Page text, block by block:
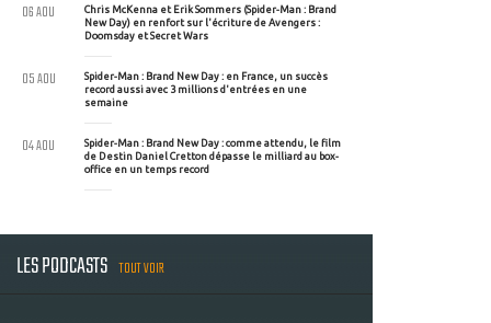
Chris McKenna et Erik Sommers (Spider-Man : Brand
New Day) en renfort sur l'écriture de Avengers :
Doomsday et Secret Wars
06 AOU
Spider-Man : Brand New Day : en France, un succès
record aussi avec 3 millions d'entrées en une
semaine
05 AOU
Spider-Man : Brand New Day : comme attendu, le film
de Destin Daniel Cretton dépasse le milliard au box-
office en un temps record
04 AOU
LES PODCASTS TOUT VOIR